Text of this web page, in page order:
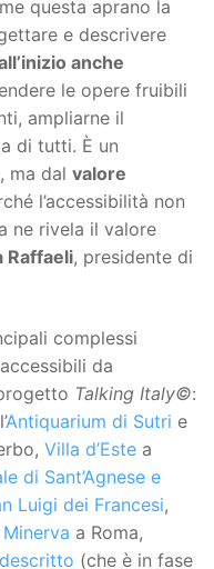
questa aprano la
e descrivere
anche
le opere fruibili
ampliarne il
di tutti. È un
, ma dal valore
l’accessibilità non
ne rivela il valore
Raffaeli, presidente di
complessi
da
Talking Italy©:
Antiquarium di Sutri e
Villa d’Este a
di Sant’Agnese e
Luigi dei Francesi,
a Roma,
(che è in fase